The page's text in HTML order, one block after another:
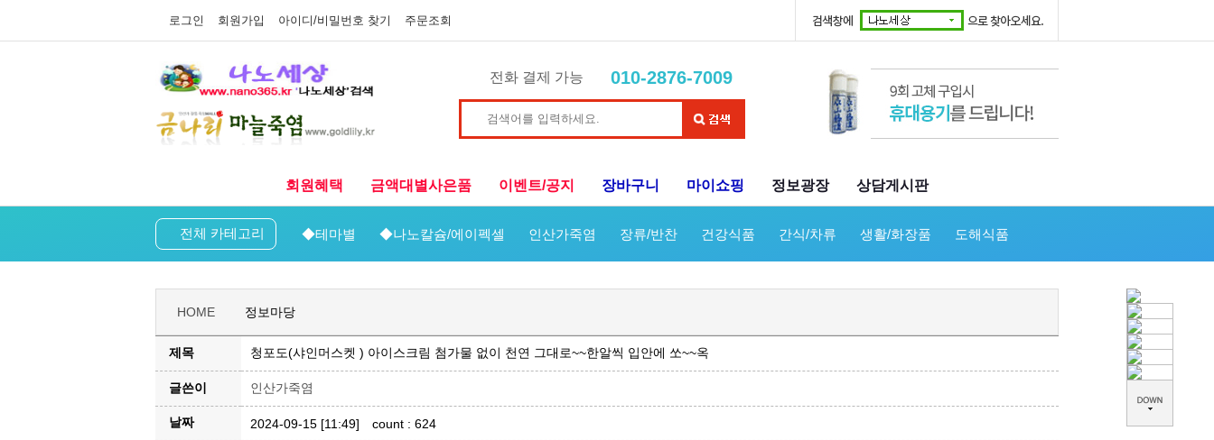
로그인 회원가입 아이디/비밀번호 찾기 주문조회
전화 결제 가능 010-2876-7009
회원혜택 금액대별사은품 이벤트/공지 장바구니 마이쇼핑 정보광장 상담게시판
전체 카테고리 ◆테마별 ◆나노칼슘/에이펙셀 인산가죽염 장류/반찬 건강식품 간식/차류 생활/화장품 도해식품
HOME 정보마당
제목 청포도(샤인머스켓 ) 아이스크림 첨가물 없이 천연 그대로~~한알씩 입안에 쏘~~옥
글쓴이 인산가죽염
날짜 2024-09-15 [11:49] count : 624